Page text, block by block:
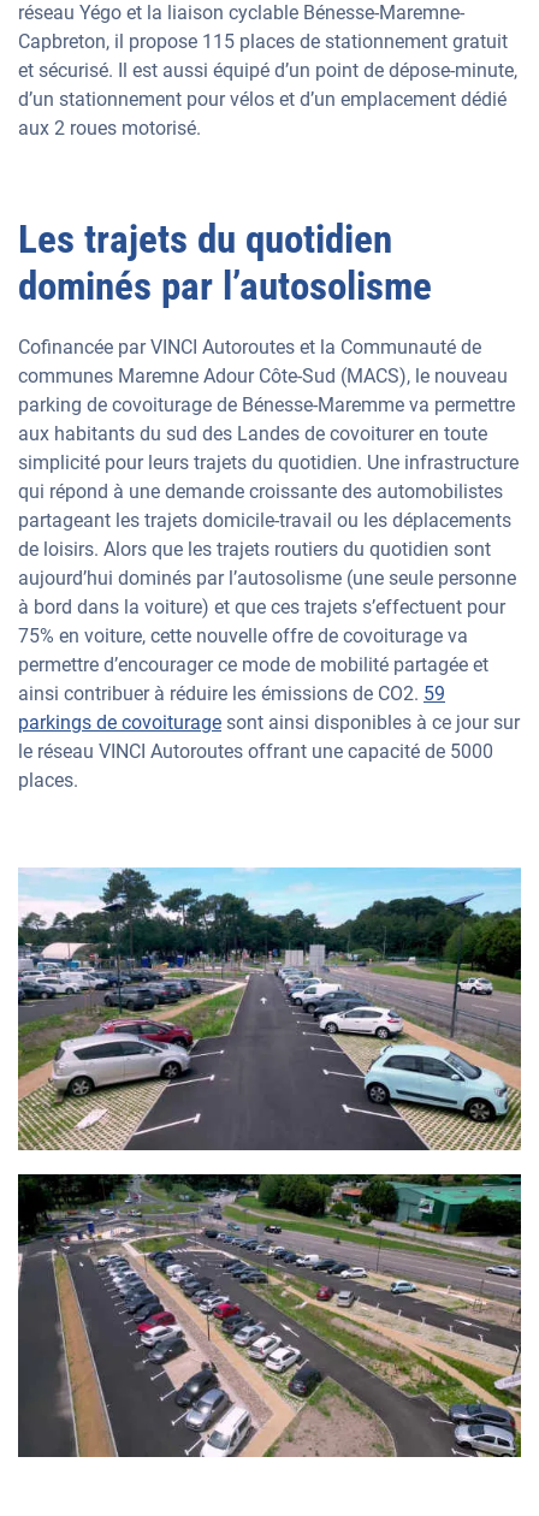
réseau Yégo et la liaison cyclable Bénesse-Maremne-
Capbreton, il propose 115 places de stationnement gratuit
et sécurisé. Il est aussi équipé d’un point de dépose-minute,
d’un stationnement pour vélos et d’un emplacement dédié
aux 2 roues motorisé.
Les trajets du quotidien
dominés par l’autosolisme
Cofinancée par VINCI Autoroutes et la Communauté de
communes Maremne Adour Côte-Sud (MACS), le nouveau
parking de covoiturage de Bénesse-Maremme va permettre
aux habitants du sud des Landes de covoiturer en toute
simplicité pour leurs trajets du quotidien. Une infrastructure
qui répond à une demande croissante des automobilistes
partageant les trajets domicile-travail ou les déplacements
de loisirs. Alors que les trajets routiers du quotidien sont
aujourd’hui dominés par l’autosolisme (une seule personne
à bord dans la voiture) et que ces trajets s’effectuent pour
75% en voiture, cette nouvelle offre de covoiturage va
permettre d’encourager ce mode de mobilité partagée et
ainsi contribuer à réduire les émissions de CO2. 59
parkings de covoiturage sont ainsi disponibles à ce jour sur
le réseau VINCI Autoroutes offrant une capacité de 5000
places.